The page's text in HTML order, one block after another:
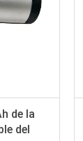
de la
del